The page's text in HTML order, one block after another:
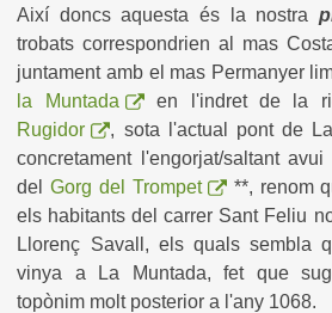
Així doncs aquesta és la nostra
trobats correspondrien al mas
juntament amb el mas Permanyer
la Muntada
en l'indret de la
Rugidor
, sota l'actual pont de
concretament l'engorjat/saltant
delGorg del Trompet
**, renom
els habitants del carrer Sant Feliu
Llorenç Savall, els quals sembla
vinya a La Muntada, fet que
topònim molt posterior a l'any 1068.